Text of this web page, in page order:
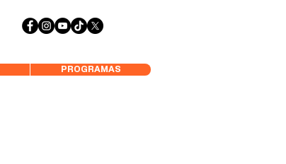
PROGRAMAS